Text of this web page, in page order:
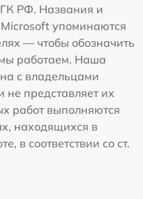
ГК РФ. Названия и
упоминаются
— чтобы обозначить
работаем. Наша
с владельцами
представляет их
работ выполняются
находящихся в
в соответствии со ст.